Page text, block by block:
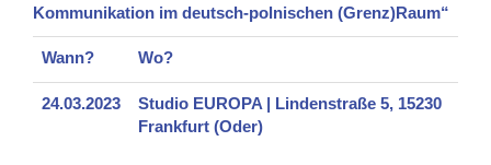
Kommunikation im deutsch-polnischen (Grenz)Raum“
Wann? Wo?
24.03.2023
Studio EUROPA | Lindenstraße 5, 15230
Frankfurt (Oder)